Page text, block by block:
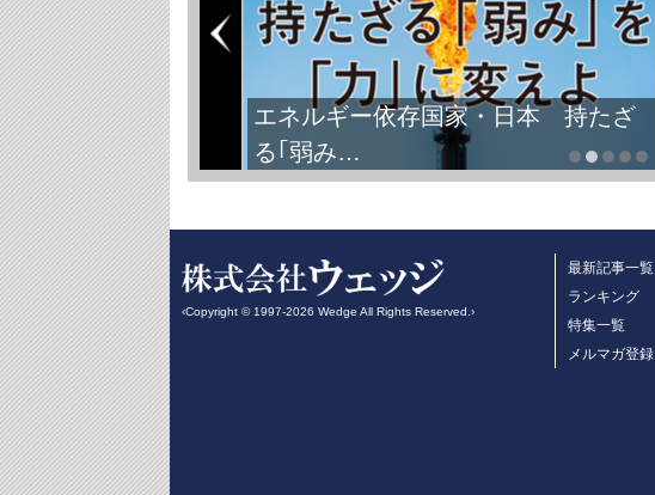
エネルギー依存国家・日本 持たざ
る｢弱み…
‹Copyright © 1997-2026 Wedge All Rights Reserved.›
最新記事一覧
ランキング
特集一覧
メルマガ登録